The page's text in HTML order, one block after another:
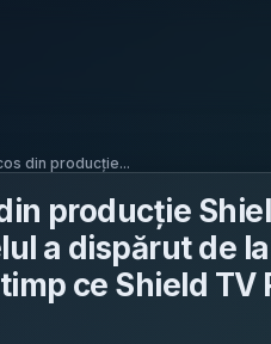
din producție...
producție
a dispărut de
ce Shield TV